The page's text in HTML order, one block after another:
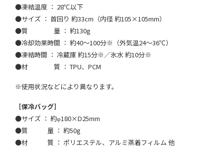
●凍結温度 ： 28℃以下
●サイズ ： 首回り 約33cm（内径 約105×105mm）
●質 量 ： 約130g
●冷却効果時間 ： 約40～100分※（外気温24～36℃）
●凍結時間 ： 冷蔵庫 約15分※／氷水 約10分※
●材 質 ： TPU、PCM
※使用状況などにより異なります。
［保冷バッグ］
●サイズ ： 約φ180×D25mm
●質 量 ： 約50g
●材 質 ： ポリエステル、アルミ蒸着フィルム 他